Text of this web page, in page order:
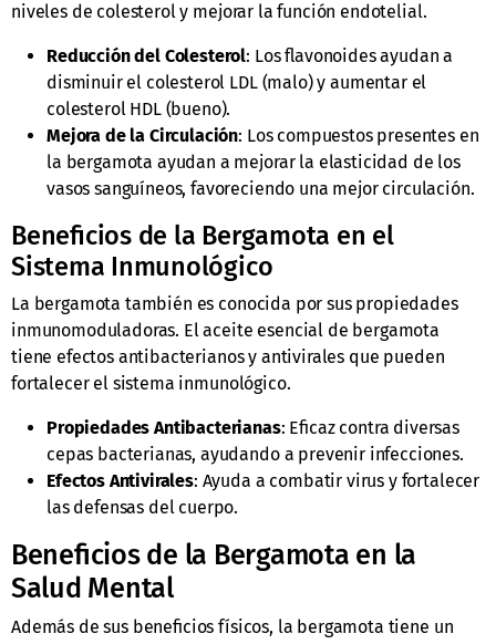
niveles de colesterol y mejorar la función endotelial.
Reducción del Colesterol: Los flavonoides ayudan a
disminuir el colesterol LDL (malo) y aumentar el
colesterol HDL (bueno).
Mejora de la Circulación: Los compuestos presentes en
la bergamota ayudan a mejorar la elasticidad de los
vasos sanguíneos, favoreciendo una mejor circulación.
Beneficios de la Bergamota en el
Sistema Inmunológico
La bergamota también es conocida por sus propiedades
inmunomoduladoras. El aceite esencial de bergamota
tiene efectos antibacterianos y antivirales que pueden
fortalecer el sistema inmunológico.
Propiedades Antibacterianas: Eficaz contra diversas
cepas bacterianas, ayudando a prevenir infecciones.
Efectos Antivirales: Ayuda a combatir virus y fortalecer
las defensas del cuerpo.
Beneficios de la Bergamota en la
Salud Mental
Además de sus beneficios físicos, la bergamota tiene un